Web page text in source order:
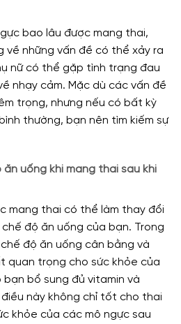
bao lâu được mang thai,
về những vấn đề có thể xảy ra
nữ có thể gặp tình trạng đau
nhạy cảm. Mặc dù các vấn đề
trọng, nhưng nếu có bất kỳ
thường, bạn nên tìm kiếm sự
uống khi mang thai sau khi
mang thai có thể làm thay đổi
độ ăn uống của bạn. Trong
độ ăn uống cân bằng và
quan trọng cho sức khỏe của
bạn bổ sung đủ vitamin và
này không chỉ tốt cho thai
khỏe của các mô ngực sau